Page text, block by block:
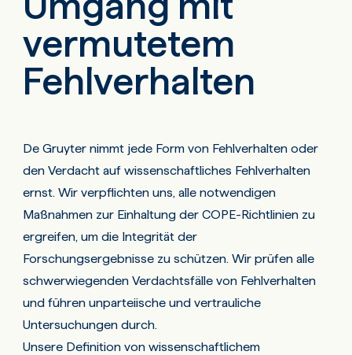
vermutetem
Fehlverhalten
De Gruyter nimmt jede Form von Fehlverhalten oder
den Verdacht auf wissenschaftliches Fehlverhalten
ernst. Wir verpflichten uns, alle notwendigen
Maßnahmen zur Einhaltung der COPE-Richtlinienzu
ergreifen, um die Integrität der
Forschungsergebnisse zu schützen. Wir prüfen alle
schwerwiegenden Verdachtsfälle von Fehlverhalten
und führen unparteiische und vertrauliche
Untersuchungen durch.
Unsere Definition von wissenschaftlichem